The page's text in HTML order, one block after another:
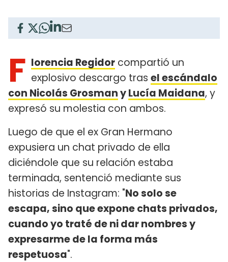
F lorencia Regidor compartió un
explosivo descargo tras el escándalo
con Nicolás GrosmanyLucía Maidana, y
expresó su molestia con ambos.
Luego de que el ex Gran Hermano
expusiera un chat privado de ella
diciéndole que su relación estaba
terminada, sentenció mediante sus
historias de Instagram: "No solo se
escapa, sino que expone chats privados,
cuando yo traté de ni dar nombres y
expresarme de la forma más
respetuosa".